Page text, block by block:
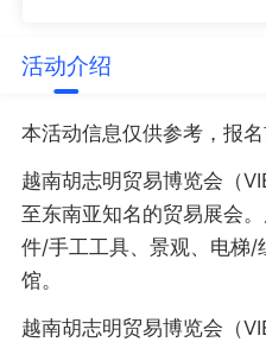
活动介绍
本活动信息仅供参考，报名
越南胡志明贸易博览会（
至东南亚知名的贸易展会
件/手工工具、景观、电梯
馆。
越南胡志明贸易博览会（